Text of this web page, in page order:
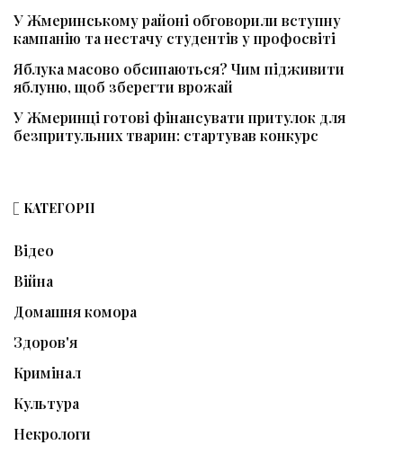
У Жмеринському районі обговорили вступну
кампанію та нестачу студентів у профосвіті
Яблука масово обсипаються? Чим підживити
яблуню, щоб зберегти врожай
У Жмеринці готові фінансувати притулок для
безпритульних тварин: стартував конкурс
КАТЕГОРІЇ
Відео
Війна
Домашня комора
Здоров'я
Кримінал
Культура
Некрологи